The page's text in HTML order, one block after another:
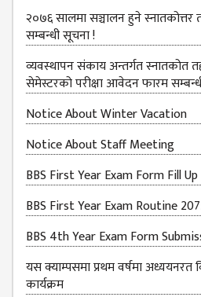
२०७६ सालमा सञ्चालन हुने स्नातकोत्तर
सम्बन्धी सूचना !
व्यवस्थापन संकाय अन्तर्गत स्नातकोत
सेमेस्टरको परीक्षा आवेदन फारम
Notice About Winter Vacation
Notice About Staff Meeting
BBS First Year Exam Form Fill
BBS First Year Exam Routine
BBS 4th Year Exam Form
यस क्याम्पसमा प्रथम वर्षमा अध्ययनरत
कार्यक्रम